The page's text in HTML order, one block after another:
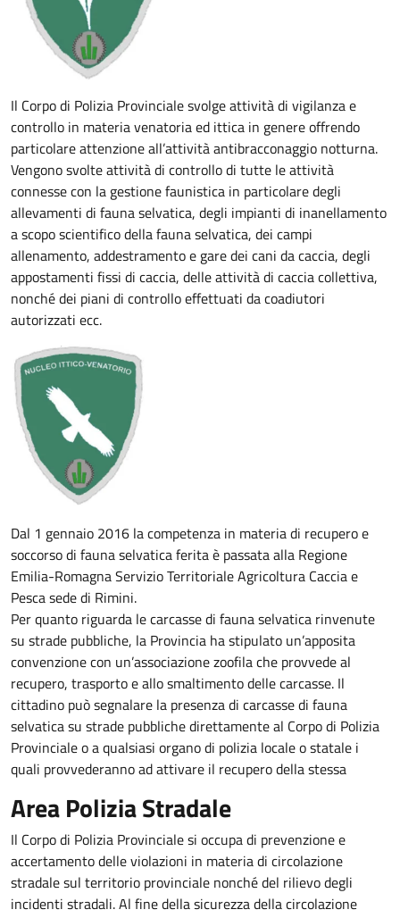
Il Corpo di Polizia Provinciale svolge attività di vigilanza e
controllo in materia venatoria ed ittica in genere offrendo
particolare attenzione all’attività antibracconaggio notturna.
Vengono svolte attività di controllo di tutte le attività
connesse con la gestione faunistica in particolare degli
allevamenti di fauna selvatica, degli impianti di inanellamento
a scopo scientifico della fauna selvatica, dei campi
allenamento, addestramento e gare dei cani da caccia, degli
appostamenti fissi di caccia, delle attività di caccia collettiva,
nonché dei piani di controllo effettuati da coadiutori
autorizzati ecc.
Dal 1 gennaio 2016 la competenza in materia di recupero e
soccorso di fauna selvatica ferita è passata alla Regione
Emilia-Romagna Servizio Territoriale Agricoltura Caccia e
Pesca sede di Rimini.
Per quanto riguarda le carcasse di fauna selvatica rinvenute
su strade pubbliche, la Provincia ha stipulato un’apposita
convenzione con un’associazione zoofila che provvede al
recupero, trasporto e allo smaltimento delle carcasse. Il
cittadino può segnalare la presenza di carcasse di fauna
selvatica su strade pubbliche direttamente al Corpo di Polizia
Provinciale o a qualsiasi organo di polizia locale o statale i
quali provvederanno ad attivare il recupero della stessa
Area Polizia Stradale
Il Corpo di Polizia Provinciale si occupa di prevenzione e
accertamento delle violazioni in materia di circolazione
stradale sul territorio provinciale nonché del rilievo degli
incidenti stradali. Al fine della sicurezza della circolazione